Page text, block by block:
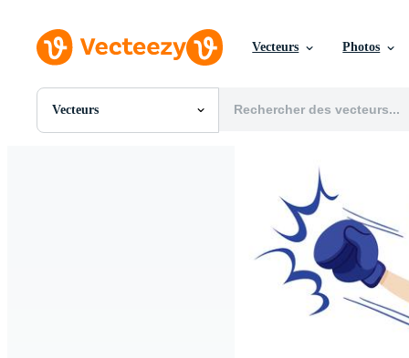
Vecteurs Photos
Vecteurs
Toutes Images